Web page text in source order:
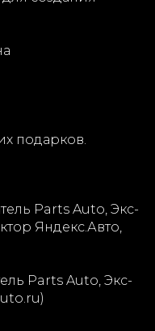
подарков.
Parts Auto, Экс-
Яндекс.Авто,
Parts Auto, Экс-